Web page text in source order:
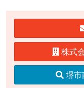
株式
堺市